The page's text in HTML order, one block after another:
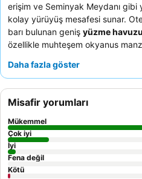
erişim ve Seminyak Meydanı
kolay yürüyüş mesafesi sunar.
barı bulunan geniş yüzme havuzu
özellikle muhteşem okyanus
lezzetlerinisürekli olarak
düşünebilirsiniz, zira
övgü almaktadır.
Daha fazla göster
Misafir yorumları
Mükemmel
Çok iyi
İyi
Fena değil
Kötü